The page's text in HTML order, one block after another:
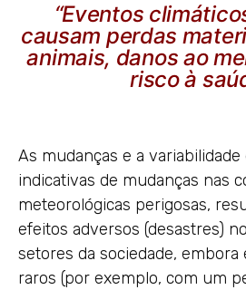
“Eventos
causam perdas
animais, danos ao
risco à
As mudanças e a
indicativas de mudanças nas
meteorológicas perigosas,
efeitos adversos (desastres)
setores da sociedade, embora
raros (por exemplo, com um